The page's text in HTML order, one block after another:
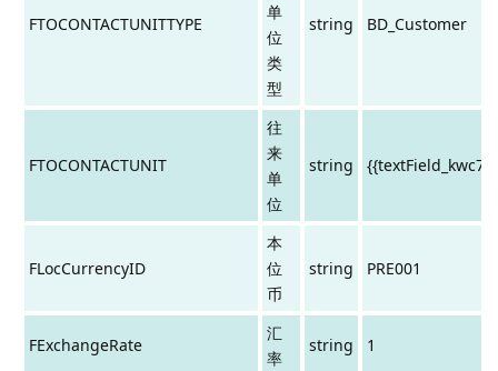
FTOCONTACTUNITTYPE
单
位
类
型
string BD_Customer
FTOCONTACTUNIT
往
来
单
位
string
FLocCurrencyID
本
位
币
string PRE001
FExchangeRate
汇
率
string 1